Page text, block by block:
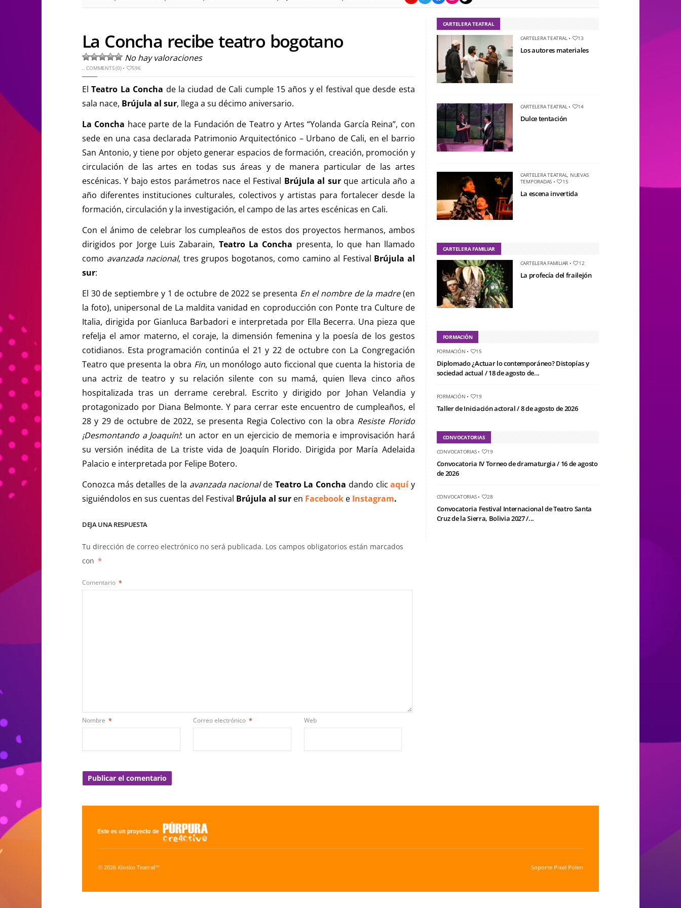
La Concha recibe teatro bogotano
No hay valoraciones
..COMMENTS (0)• 596
ElTeatro La Concha de la ciudad de Cali cumple 15 años y el festival que desde esta
sala nace, Brújula al sur, llega a su décimo aniversario.
La Concha hace parte de la Fundación de Teatro y Artes “Yolanda García Reina”, con
sede en una casa declarada Patrimonio Arquitectónico – Urbano de Cali, en el barrio
San Antonio, y tiene por objeto generar espacios de formación, creación, promoción y
circulación de las artes en todas sus áreas y de manera particular de las artes
escénicas. Y bajo estos parámetros nace el Festival Brújula al surque articula año a
año diferentes instituciones culturales, colectivos y artistas para fortalecer desde la
formación, circulación y la investigación, el campo de las artes escénicas en Cali.
Con el ánimo de celebrar los cumpleaños de estos dos proyectos hermanos, ambos
dirigidos por Jorge Luis Zabarain, Teatro La Concha presenta, lo que han llamado
como avanzada nacional, tres grupos bogotanos, como camino al Festival Brújula al
sur:
El 30 de septiembre y 1 de octubre de 2022 se presenta En el nombre de la madre(en
la foto), unipersonal de La maldita vanidad en coproducción con Ponte tra Culture de
Italia, dirigida por Gianluca Barbadori e interpretada por Ella Becerra. Una pieza que
refelja el amor materno, el coraje, la dimensión femenina y la poesía de los gestos
cotidianos. Esta programación continúa el 21 y 22 de octubre con La Congregación
Teatro que presenta la obra Fin, un monólogo auto ficcional que cuenta la historia de
una actriz de teatro y su relación silente con su mamá, quien lleva cinco años
hospitalizada tras un derrame cerebral. Escrito y dirigido por Johan Velandia y
protagonizado por Diana Belmonte. Y para cerrar este encuentro de cumpleaños, el
28 y 29 de octubre de 2022, se presenta Regia Colectivo con la obra Resiste Florido
¡Desmontando a Joaquín!: un actor en un ejercicio de memoria e improvisación hará
su versión inédita de La triste vida de Joaquín Florido. Dirigida por María Adelaida
Palacio e interpretada por Felipe Botero.
Conozca más detalles de la avanzada nacionalde Teatro La Concha dando clicaquíy
siguiéndolos en sus cuentas del Festival Brújula al sur en Facebook e Instagram.
DEJA UNA RESPUESTA
Tu dirección de correo electrónico no será publicada. Los campos obligatorios están marcados
con *
Comentario *
Nombre * Correo electrónico * Web
CARTELERA TEATRAL
CARTELERA TEATRAL• 13
Los autores materiales
CARTELERA TEATRAL• 14
Dulce tentación
CARTELERA TEATRAL, NUEVAS
TEMPORADAS • 15
La escena invertida
CARTELERA FAMILIAR
CARTELERA FAMILIAR • 12
La profecía del frailejón
FORMACIÓN
FORMACIÓN • 15
Diplomado ¿Actuar lo contemporáneo? Distopías y
sociedad actual / 18 de agosto de...
FORMACIÓN • 19
Taller de Iniciación actoral / 8 de agosto de 2026
CONVOCATORIAS
CONVOCATORIAS• 19
Convocatoria IV Torneo de dramaturgia / 16 de agosto
de 2026
CONVOCATORIAS• 28
Convocatoria Festival Internacional de Teatro Santa
Cruz de la Sierra, Bolivia 2027 /...
© 2026 Kiosko Teatral™ Soporte Pixel Polen